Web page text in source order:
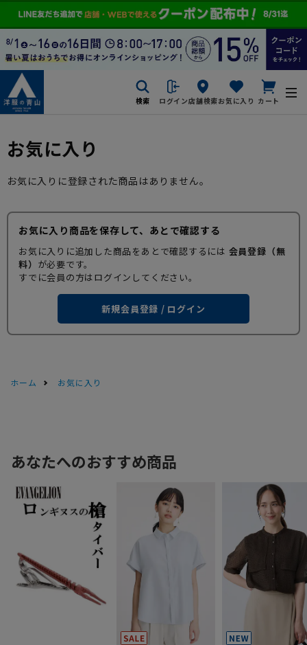
検索 ログイン店舗検索お気に入り カート
お気に入り
お気に入りに登録された商品はありません。
お気に入り商品を保存して、あとで確認する
お気に入りに追加した商品をあとで確認するには 会員登録（無
料） が必要です。
すでに会員の方はログインしてください。
新規会員登録 / ログイン
ホーム お気に入り